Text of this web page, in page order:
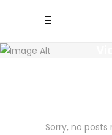
Sorry, no